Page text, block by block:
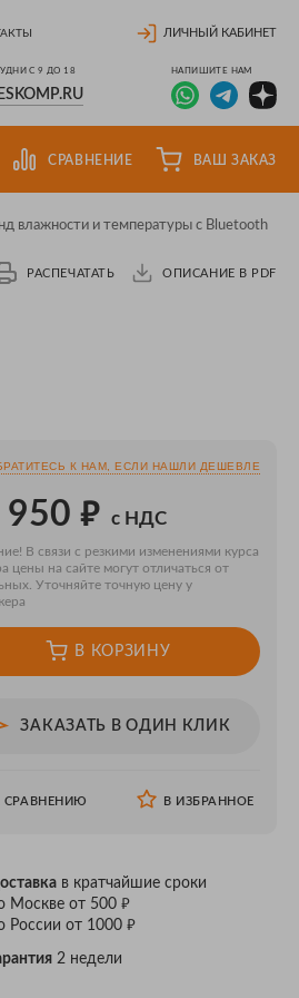
ЛИЧНЫЙ КАБИНЕТ
С 9 ДО 18 НАПИШИТЕ НАМ
СРАВНЕНИЕ ВАШ ЗАКАЗ
влажности и температуры с Bluetooth
РАСПЕЧАТАТЬ ОПИСАНИЕ В PDF
К НАМ, ЕСЛИ НАШЛИ ДЕШЕВЛЕ
950 ₽ с НДС
В связи с резкими изменениями курса
цены на сайте могут отличаться от
Уточняйте точную цену у
В КОРЗИНУ
ЗАКАЗАТЬ В ОДИН КЛИК
СРАВНЕНИЮ В ИЗБРАННОЕ
в кратчайшие сроки
Москве от 500 ₽
России от 1000 ₽
2 недели